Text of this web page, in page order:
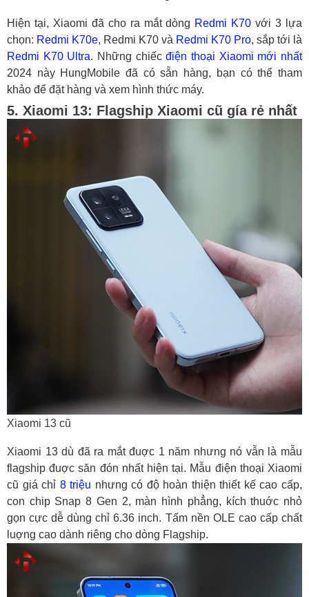
Hiện tại, Xiaomi đã cho ra mắt dòng Redmi K70 với 3 lựa
chọn: Redmi K70e, Redmi K70 và Redmi K70 Pro, sắp tới là
Redmi K70 Ultra. Những chiếcđiện thoại Xiaomi mới nhất
2024 này HungMobile đã có sẵn hàng, bạn có thể tham
khảo để đặt hàng và xem hình thức máy.
5. Xiaomi 13: Flagship Xiaomi cũ gía rẻ nhất
Xiaomi 13 cũ
Xiaomi 13 dù đã ra mắt đuợc 1 năm nhưng nó vẫn là mẫu
flagship đuợc săn đón nhất hiện tại. Mẫu điện thoại Xiaomi
cũ giá chỉ 8 triệu nhưng có độ hoàn thiện thiết kế cao cấp,
con chip Snap 8 Gen 2, màn hình phẳng, kích thuớc nhỏ
gọn cực dễ dùng chỉ 6.36 inch. Tấm nền OLE cao cấp chất
luợng cao dành riêng cho dòng Flagship.